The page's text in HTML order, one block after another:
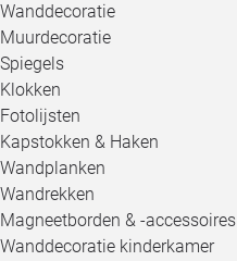
Wanddecoratie
Muurdecoratie
Spiegels
Klokken
Fotolijsten
Kapstokken & Haken
Wandplanken
Wandrekken
Magneetborden & -accessoires
Wanddecoratie kinderkamer